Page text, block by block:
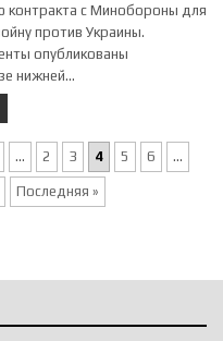
контракта с Минобороны для
против Украины.
опубликованы
нижней…
... 2 3 4 5 6 ...
Последняя »